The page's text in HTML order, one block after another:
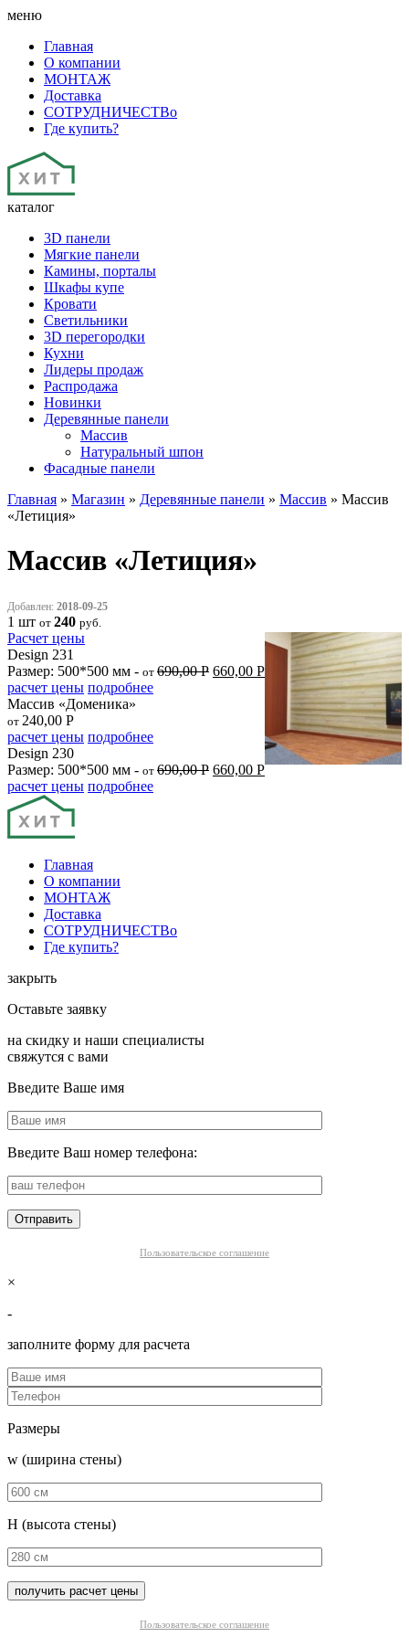
меню
Главная
О компании
МОНТАЖ
Доставка
СОТРУДНИЧЕСТВо
Где купить?
каталог
3D панели
Мягкие панели
Камины, порталы
Шкафы купе
Кровати
Светильники
3D перегородки
Кухни
Лидеры продаж
Распродажа
Новинки
Деревянные панели
Массив
Натуральный шпон
Фасадные панели
Главная » Магазин » Деревянные панели » Массив » Массив
«Летиция»
Массив «Летиция»
Добавлен: 2018-09-25
1 шт от 240 руб.
Расчет цены
Design 231
Размер: 500*500 мм - от 690,00Р 660,00 Р
расчет цены подробнее
Массив «Доменика»
от 240,00 Р
расчет цены подробнее
Design 230
Размер: 500*500 мм - от 690,00Р 660,00 Р
расчет цены подробнее
Главная
О компании
МОНТАЖ
Доставка
СОТРУДНИЧЕСТВо
Где купить?
закрыть
Оставьте заявку
на скидку и наши специалисты
свяжутся с вами
Введите Ваше имя
Введите Ваш номер телефона:
Пользовательское соглашение
×
-
заполните форму для расчета
Размеры
w (ширина стены)
H (высота стены)
Пользовательское соглашение